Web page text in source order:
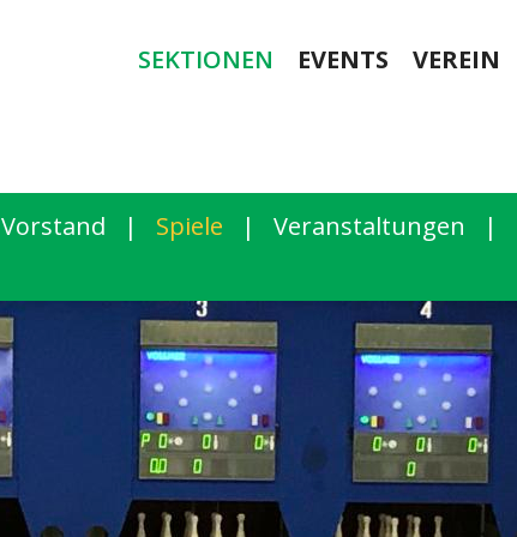
SEKTIONEN EVENTS VEREIN
Vorstand | Spiele | Veranstaltungen |